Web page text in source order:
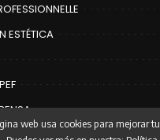
ESTÉTICA
web usa cookies para mejorar